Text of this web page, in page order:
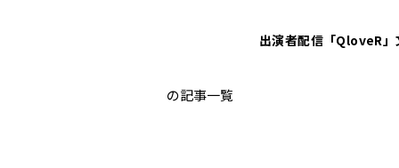
出演者配信「QloveR」
仁科美咲の遊々ミュージック
の記事一覧